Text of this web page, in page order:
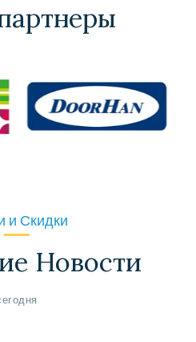
и Скидки
Новости